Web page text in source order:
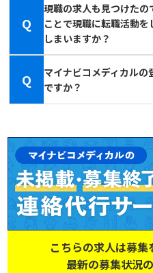
Q
現職の求人も見つけた
ことで現職に転職活動
しまいますか？
Q
マイナビコメディカル
ですか？
こちらの求人は募集
最新の募集状況